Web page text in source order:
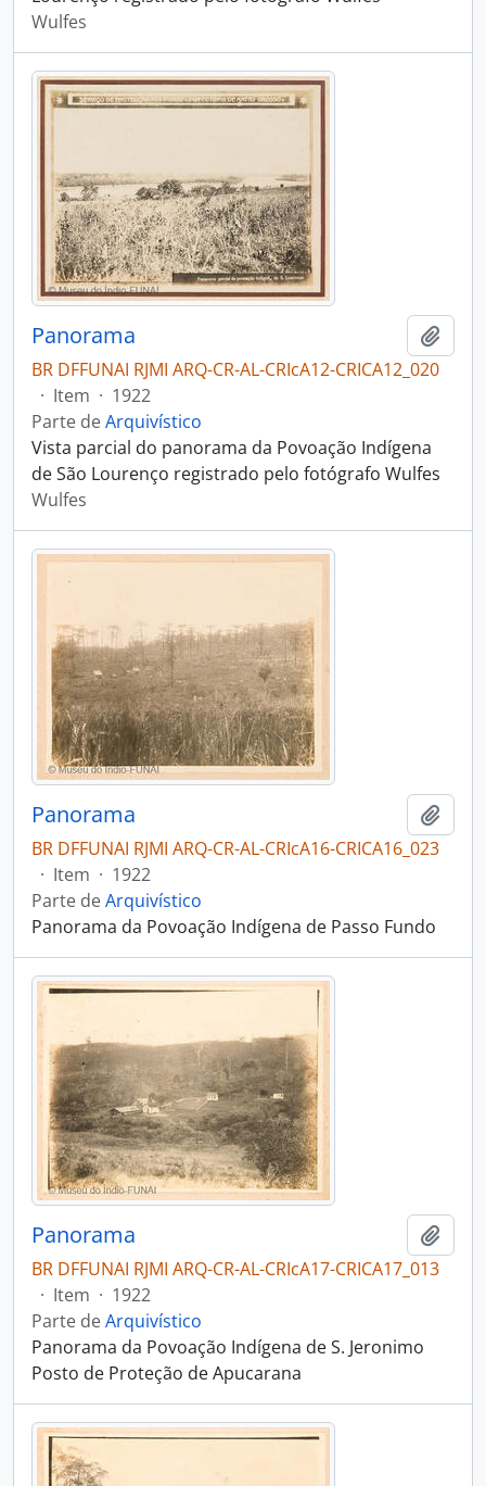
Wulfes
Panorama
BR DFFUNAI RJMI ARQ-CR-AL-CRIcA12-CRICA12_020
· Item · 1922
Parte deArquivístico
Vista parcial do panorama da Povoação Indígena
de São Lourenço registrado pelo fotógrafo Wulfes
Wulfes
Panorama
BR DFFUNAI RJMI ARQ-CR-AL-CRIcA16-CRICA16_023
· Item · 1922
Parte deArquivístico
Panorama da Povoação Indígena de Passo Fundo
Panorama
BR DFFUNAI RJMI ARQ-CR-AL-CRIcA17-CRICA17_013
· Item · 1922
Parte deArquivístico
Panorama da Povoação Indígena de S. Jeronimo
Posto de Proteção de Apucarana